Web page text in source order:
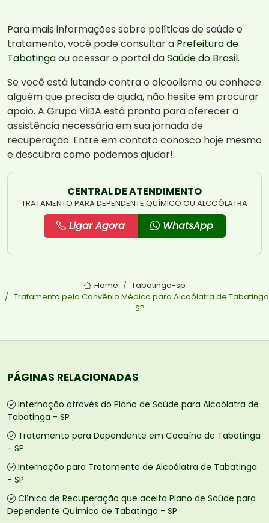
Para mais informações sobre políticas de saúde e
tratamento, você pode consultar a Prefeitura de
Tabatingaou acessar o portal daSaúde do Brasil.
Se você está lutando contra o alcoolismo ou conhece
alguém que precisa de ajuda, não hesite em procurar
apoio. A Grupo ViDA está pronta para oferecer a
assistência necessária em sua jornada de
recuperação. Entre em contato conosco hoje mesmo
e descubra como podemos ajudar!
CENTRAL DE ATENDIMENTO
TRATAMENTO PARA DEPENDENTE QUÍMICO OU ALCOÓLATRA
Ligar Agora WhatsApp
Home
Tabatinga-sp
Tratamento pelo Convênio Médico para Alcoólatra de Tabatinga
- SP
PÁGINAS RELACIONADAS
Internação através do Plano de Saúde para Alcoólatra de
Tabatinga - SP
Tratamento para Dependente em Cocaína de Tabatinga
- SP
Internação para Tratamento de Alcoólatra de Tabatinga
- SP
Clínica de Recuperação que aceita Plano de Saúde para
Dependente Químico de Tabatinga - SP